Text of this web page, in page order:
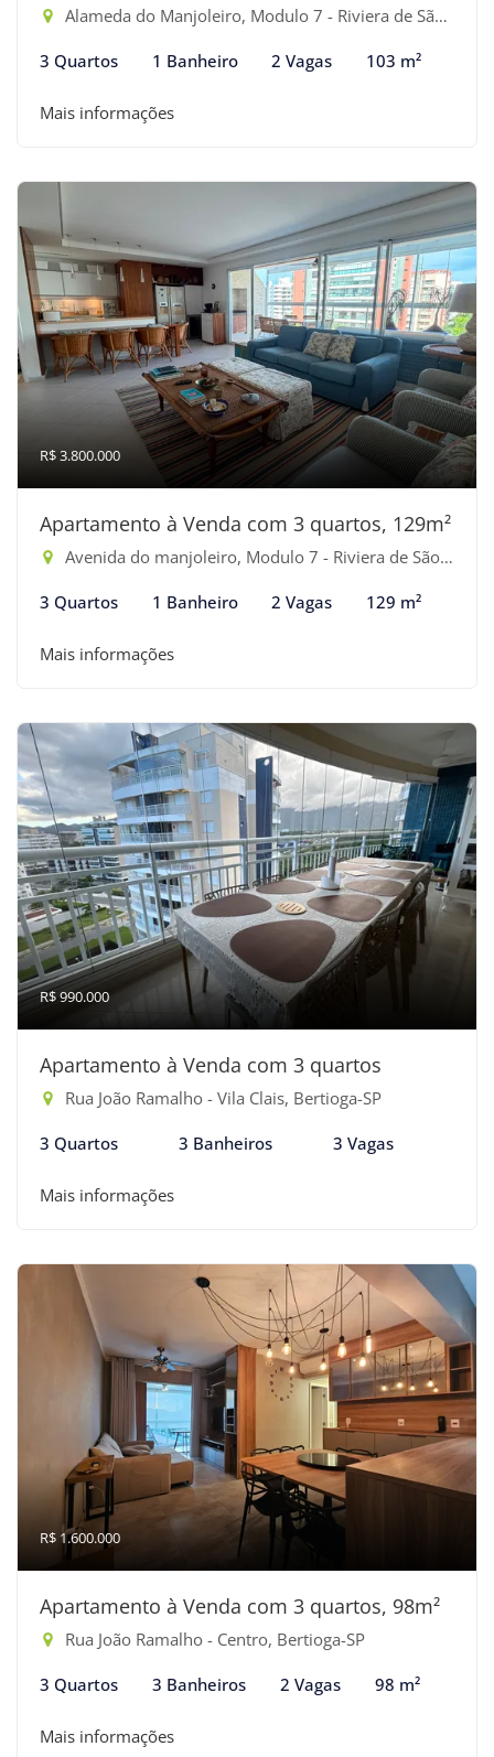
Alameda do Manjoleiro, Modulo 7 - Riviera de São Lourenço, Bertioga-SP
3 Quartos 1 Banheiro 2 Vagas 103 m²
Mais informações
R$ 3.800.000
Apartamento à Venda com 3 quartos, 129m²
Avenida do manjoleiro, Modulo 7 - Riviera de São Lourenço, Bertioga-SP
3 Quartos 1 Banheiro 2 Vagas 129 m²
Mais informações
R$ 990.000
Apartamento à Venda com 3 quartos
Rua João Ramalho - Vila Clais, Bertioga-SP
3 Quartos 3 Banheiros 3 Vagas
Mais informações
R$ 1.600.000
Apartamento à Venda com 3 quartos, 98m²
Rua João Ramalho - Centro, Bertioga-SP
3 Quartos 3 Banheiros 2 Vagas 98 m²
Mais informações